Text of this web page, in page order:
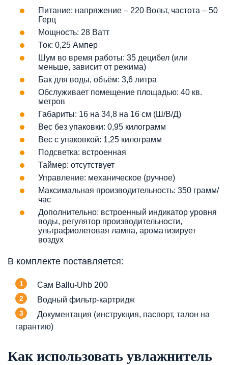
Питание: напряжение – 220 Вольт, частота – 50
Герц
Мощность: 28 Ватт
Ток: 0,25 Ампер
Шум во время работы: 35 децибел (или
меньше, зависит от режима)
Бак для воды, объём: 3,6 литра
Обслуживает помещение площадью: 40 кв.
метров
Габариты: 16 на 34,8 на 16 см (Ш/В/Д)
Вес без упаковки: 0,95 килограмм
Вес с упаковкой: 1,25 килограмм
Подсветка: встроенная
Таймер: отсутствует
Управление: механическое (ручное)
Максимальная производительность: 350 грамм/
час
Дополнительно: встроенный индикатор уровня
воды, регулятор производительности,
ультрафиолетовая лампа, ароматизирует
воздух
В комплекте поставляется:
Сам Ballu-Uhb 200
Водный фильтр-картридж
Документация (инструкция, паспорт, талон на
гарантию)
Как использовать увлажнитель